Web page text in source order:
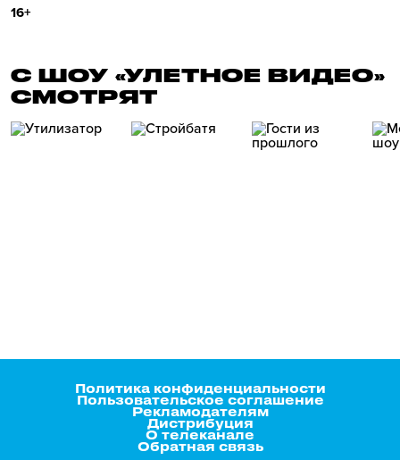
16+
С ШОУ «УЛЕТНОЕ ВИДЕО»
СМОТРЯТ
Политика конфиденциальности
Пользовательское соглашение
Рекламодателям
Дистрибуция
О телеканале
Обратная связь